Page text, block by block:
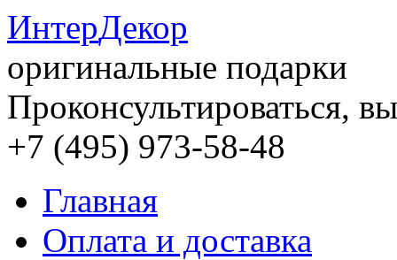
ИнтерДекор
оригинальные подарки
Проконсультироваться,
+7 (495) 973-58-48
Главная
Оплата и доставка